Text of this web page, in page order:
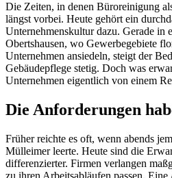
Die Zeiten, in denen Büroreinigung
längst vorbei. Heute gehört ein
Unternehmenskultur dazu. Gerade in
Obertshausen, wo Gewerbegebiete
Unternehmen ansiedeln, steigt der
Gebäudepflege stetig. Doch was
Unternehmen eigentlich von einem
Die Anforderungen
Früher reichte es oft, wenn abends
Mülleimer leerte. Heute sind die
differenzierter. Firmen verlangen
zu ihren Arbeitsabläufen passen.